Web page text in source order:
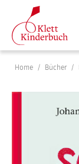
Home Bücher